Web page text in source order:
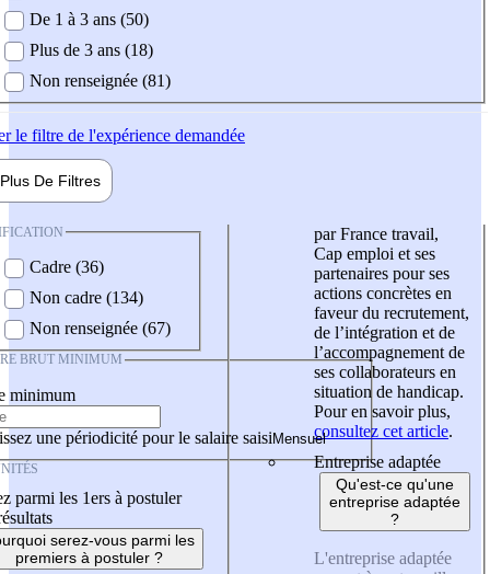
De 1 à 3 ans (50)
Plus de 3 ans (18)
Non renseignée (81)
le filtre de l'expérience demandée
Plus De Filtres
Cadre (36)
Non cadre (134)
Non renseignée (67)
BRUT MINIMUM
minimum
une périodicité pour le salaire saisi
parmi les 1ers à postuler
serez-vous parmi les
premiers à postuler ?
par France travail,
Cap emploi et ses
partenaires pour ses
actions concrètes en
faveur du recrutement,
de l’intégration et de
l’accompagnement de
ses collaborateurs en
situation de handicap.
Pour en savoir plus,
consultez cet article.
Entreprise adaptée
Qu'est-ce qu'une
entreprise adaptée
?
L'entreprise adaptée